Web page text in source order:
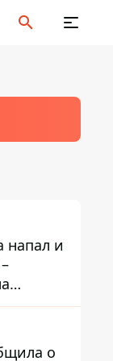
напал и
о